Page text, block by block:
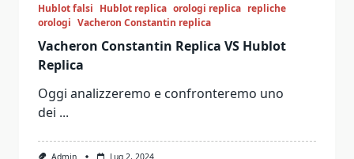
Hublot falsi Hublot replica orologi replica repliche
orologi Vacheron Constantin replica
Vacheron Constantin Replica VS Hublot
Replica
Oggi analizzeremo e confronteremo uno
dei ...
Admin Lug 2, 2024